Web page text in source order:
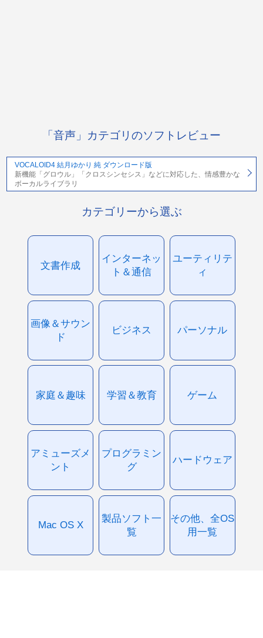
「音声」カテゴリのソフトレビュー
VOCALOID4 結月ゆかり 純 ダウンロード版
新機能「グロウル」「クロスシンセシス」などに対応した、情感豊かな
ボーカルライブラリ
カテゴリーから選ぶ
文書作成
インターネッ
ト＆通信
ユーティリテ
ィ
画像＆サウン
ド
ビジネス パーソナル
家庭＆趣味 学習＆教育 ゲーム
アミューズメ
ント
プログラミン
グ
ハードウェア
Mac OS X
製品ソフト一
覧
その他、全OS
用一覧